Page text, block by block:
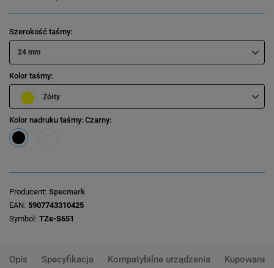
Szerokość taśmy
24 mm
Kolor taśmy
Żółty
Kolor nadruku taśmy: Czarny
Producent Specmark
EAN 5907743310425
Symbol TZe-S651
Opis Specyfikacja Kompatybilne urządzenia Kupowane